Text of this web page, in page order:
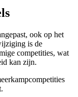
ook op het
is de
competities, wat
kan zijn.